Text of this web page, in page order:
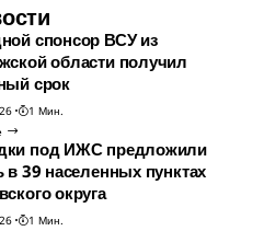
спонсор ВСУ из
области получил
срок
1 Мин.
под ИЖС предложили
в 39 населенных пунктах
округа
1 Мин.